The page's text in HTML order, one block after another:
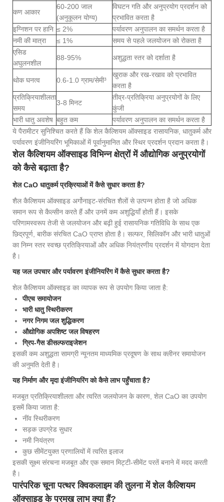
कण आकार
60-200 जाल
(अनुकूलन योग्य)
विघटन गति और अनुप्रयोग प्रदर्शन को
प्रभावित करता है
इग्निशन पर हानि ≤ 2%
पर्यावरण अनुपालन का समर्थन करता है
नमी की मात्रा
≤ 1%
समय से पहले जलयोजन को रोकता है
एसिड
अघुलनशील
88-95% अशुद्धता स्तर को दर्शाता है
थोक घनत्व 0.6-1.0 ग्राम/सेमी³
खुराक और रख-रखाव को प्रभावित
करता है
प्रतिक्रियाशीलता
समय
3-8 मिनट
तीव्र-प्रतिक्रिया अनुप्रयोगों के लिए
कुंजी
भारी धातु अवशेष बहुत कम
पर्यावरण अनुपालन का समर्थन करता है
ये पैरामीटर सुनिश्चित करते हैं कि शेल कैल्शियम ऑक्साइड रासायनिक, धातुकर्म और
पर्यावरण इंजीनियरिंग भूमिकाओं में पूर्वानुमानित और स्थिर प्रदर्शन प्रदान करता है।
शेल कैल्शियम ऑक्साइड विभिन्न क्षेत्रों में औद्योगिक अनुप्रयोगों
को कैसे बढ़ाता है?
शेल CaO धातुकर्म प्रक्रियाओं में कैसे सुधार करता है?
शैल कैल्शियम ऑक्साइड अर्गोनाइट-संरचित शैलों से उत्पन्न होता है जो अधिक
समान रूप से कैल्सीन करते हैं और उनमें कम अशुद्धियाँ होती हैं। इसके
परिणामस्वरूप तेजी से जलयोजन और बढ़ी हुई रासायनिक गतिविधि के साथ एक
छिद्रपूर्ण, बारीक संरचित CaO प्राप्त होता है। सल्फर, सिलिकॉन और भारी धातुओं
का निम्न स्तर स्वच्छ प्रतिक्रियाओं और अधिक नियंत्रणीय प्रदर्शन में योगदान देता
है।
यह जल उपचार और पर्यावरण इंजीनियरिंग में कैसे सुधार करता है?
शेल कैल्शियम ऑक्साइड का व्यापक रूप से उपयोग किया जाता है:
पीएच समायोजन
भारी धातु स्थिरीकरण
नगर निगम जल शुद्धिकरण
औद्योगिक अपशिष्ट जल विषहरण
ग्रिप-गैस डीसल्फराइजेशन
इसकी कम अशुद्धता सामग्री न्यूनतम माध्यमिक प्रदूषण के साथ क्लीनर समायोजन
की अनुमति देती है।
यह निर्माण और मृदा इंजीनियरिंग को कैसे लाभ पहुँचाता है?
मजबूत प्रतिक्रियाशीलता और त्वरित जलयोजन के कारण, शेल CaO का उपयोग
इसमें किया जाता है:
नींव स्थिरीकरण
सड़क उपग्रेड सुधार
नमी नियंत्रण
कुछ सीमेंटयुक्त प्रणालियों में त्वरित इलाज
इसकी सूक्ष्म संरचना मजबूत और एक समान मिट्टी-सीमेंट परतें बनाने में मदद करती
है।
पारंपरिक चूना पत्थर क्विकलाइम की तुलना में शेल कैल्शियम
ऑक्साइड के प्रमुख लाभ क्या हैं?